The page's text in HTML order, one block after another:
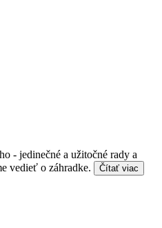
- jedinečné a užitočné rady a
vedieť o záhradke.
Čítať viac